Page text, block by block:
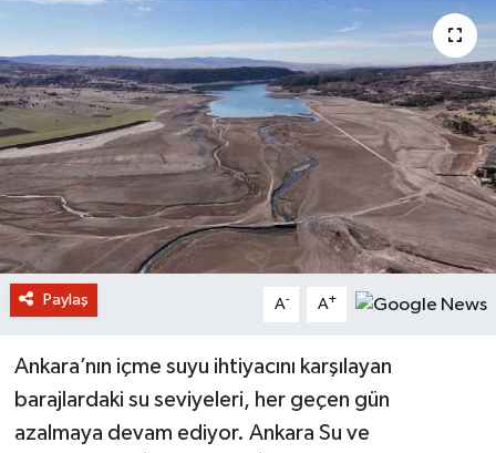
Paylaş A- A+
Ankara’nın içme suyu ihtiyacını karşılayan
barajlardaki su seviyeleri, her geçen gün
azalmaya devam ediyor. Ankara Su ve